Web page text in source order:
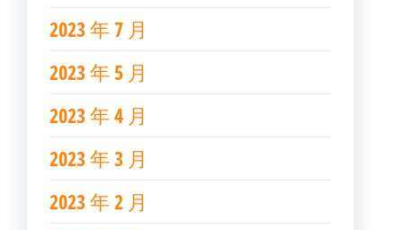
2023 年 7 月
2023 年 5 月
2023 年 4 月
2023 年 3 月
2023 年 2 月